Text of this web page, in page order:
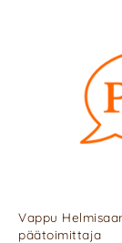
Vappu
päätoimittaja